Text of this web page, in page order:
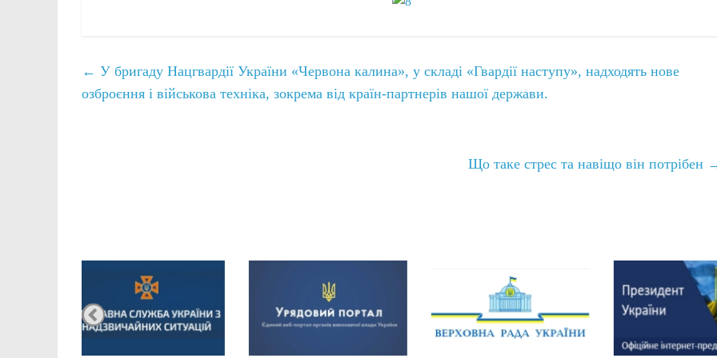
← У бригаду Нацгвардії України «Червона калина», у складі «Гвардії наступу», надходять нове
озброєння і військова техніка, зокрема від країн-партнерів нашої держави.
Що таке стрес та навіщо він потрібен